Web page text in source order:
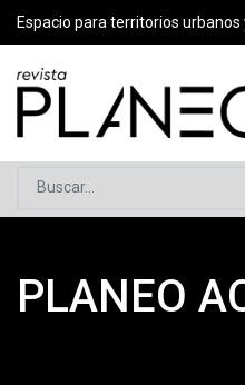
Espacio para territorios urbanos
Buscar...
Portada » Planeo Academia
PLANEO